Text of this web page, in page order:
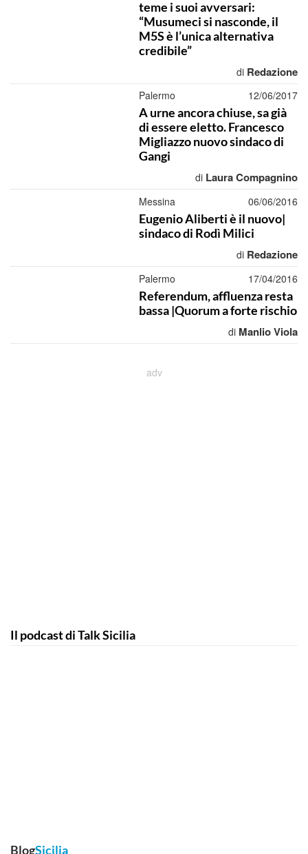
teme i suoi avversari:
“Musumeci si nasconde, il
M5S è l’unica alternativa
credibile”
di Redazione
Palermo 12/06/2017
A urne ancora chiuse, sa già
di essere eletto. Francesco
Migliazzo nuovo sindaco di
Gangi
di Laura Compagnino
Messina 06/06/2016
Eugenio Aliberti è il nuovo|
sindaco di Rodì Milici
di Redazione
Palermo 17/04/2016
Referendum, affluenza resta
bassa |Quorum a forte rischio
di Manlio Viola
Il podcast di Talk Sicilia
BlogSicilia